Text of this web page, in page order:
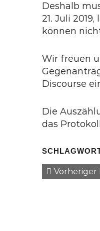
Deshalb
21. Juli
können
Wir freuen
Discourse
Die
das
Vorheriger